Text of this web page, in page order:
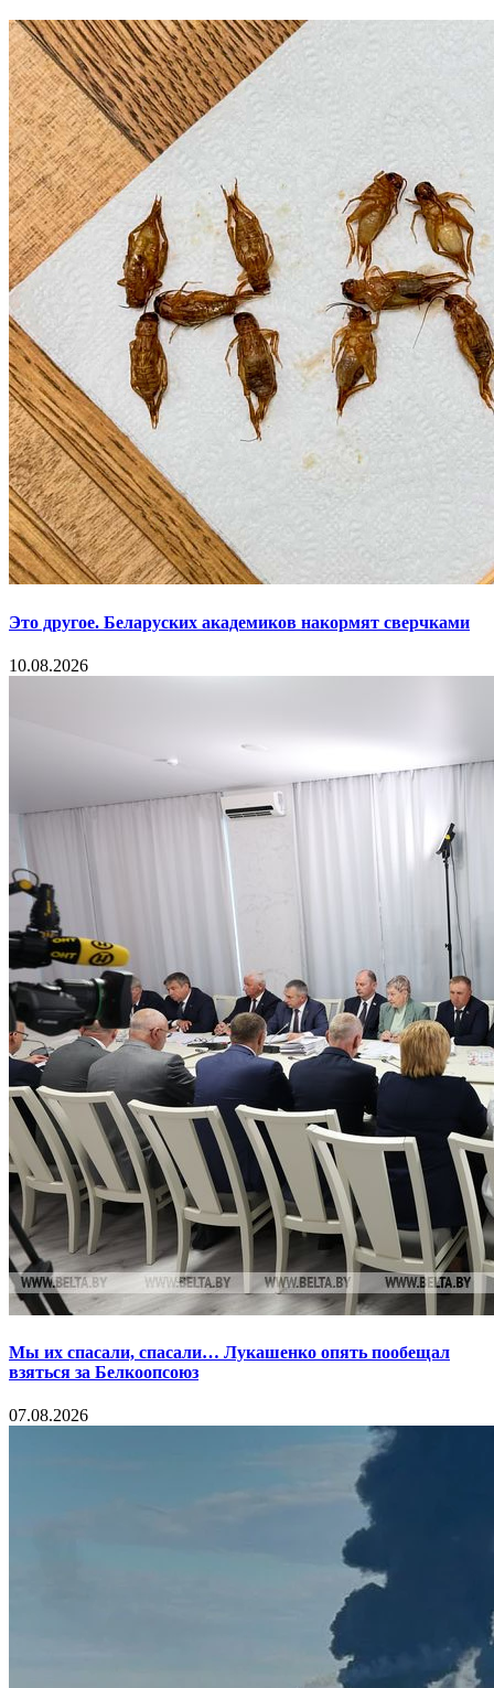
Это другое. Беларуских академиков накормят сверчками
10.08.2026
Мы их спасали, спасали… Лукашенко опять пообещал
взяться за Белкоопсоюз
07.08.2026